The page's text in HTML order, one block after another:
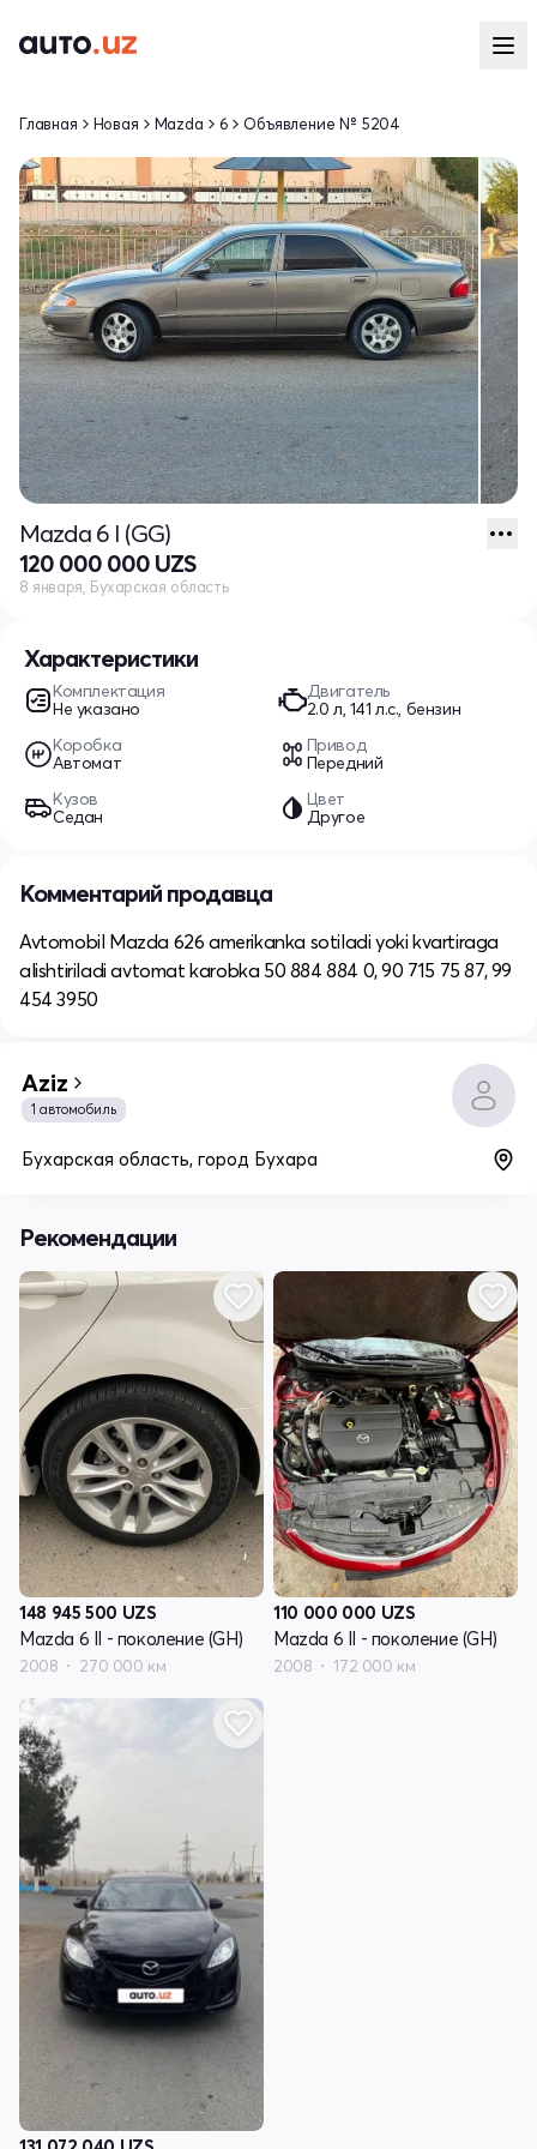
Характеристики
Комплектация
Не указано
Двигатель
2.0 л, 141 л.с., бензин
Коробка
Автомат
Привод
Передний
Кузов
Седан
Цвет
Другое
Главная Новая Mazda 6 Объявление № 5204
Mazda 6 I (GG)
120 000 000 UZS
8 января, Бухарская область
Комментарий продавца
Avtomobil Mazda 626 amerikanka sotiladi yoki kvartiraga
alishtiriladi avtomat karobka 50 884 884 0, 90 715 75 87, 99
454 3950
Aziz
1 автомобиль
Бухарская область, город Бухара
Рекомендации
148 945 500 UZS
Mazda 6 II - поколение (GH)
2008 270 000 км
110 000 000 UZS
Mazda 6 II - поколение (GH)
2008 172 000 км